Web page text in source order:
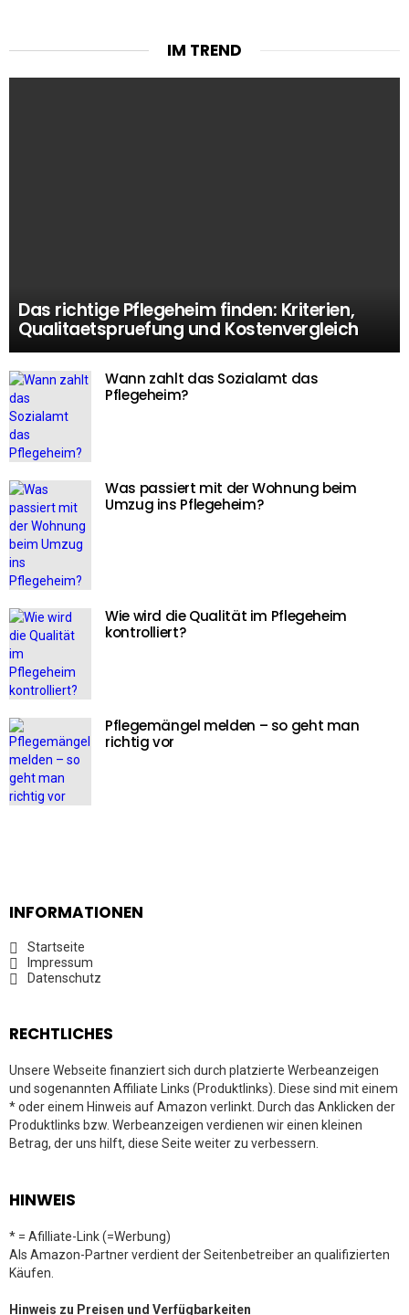
IM TREND
Das richtige Pflegeheim finden: Kriterien,
Qualitaetspruefung und Kostenvergleich
Wann zahlt das Sozialamt das
Pflegeheim?
Was passiert mit der Wohnung beim
Umzug ins Pflegeheim?
Wie wird die Qualität im Pflegeheim
kontrolliert?
Pflegemängel melden – so geht man
richtig vor
INFORMATIONEN
Startseite
Impressum
Datenschutz
RECHTLICHES
Unsere Webseite finanziert sich durch platzierte Werbeanzeigen
und sogenannten Affiliate Links (Produktlinks). Diese sind mit einem
* oder einem Hinweis auf Amazon verlinkt. Durch das Anklicken der
Produktlinks bzw. Werbeanzeigen verdienen wir einen kleinen
Betrag, der uns hilft, diese Seite weiter zu verbessern.
HINWEIS
* = Afilliate-Link (=Werbung)
Als Amazon-Partner verdient der Seitenbetreiber an qualifizierten
Käufen.
Hinweis zu Preisen und Verfügbarkeiten